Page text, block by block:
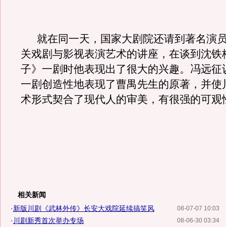
就在同一天，国家大剧院还请到著名演
关戏剧与影视表演艺术的讲座，在谈到沈铁
子》一剧时他表现出了很大的兴趣。冯远征
一剧创造性地表现了曹禺先生的原著，并使
术形式契合了现代人的审美，有很强的可观
相关新闻
08-07-07 10:03
·新版川剧《武林外传》长安大戏院延续搞笑风
08-06-30 03:34
· 川剧新秀首次举办专场